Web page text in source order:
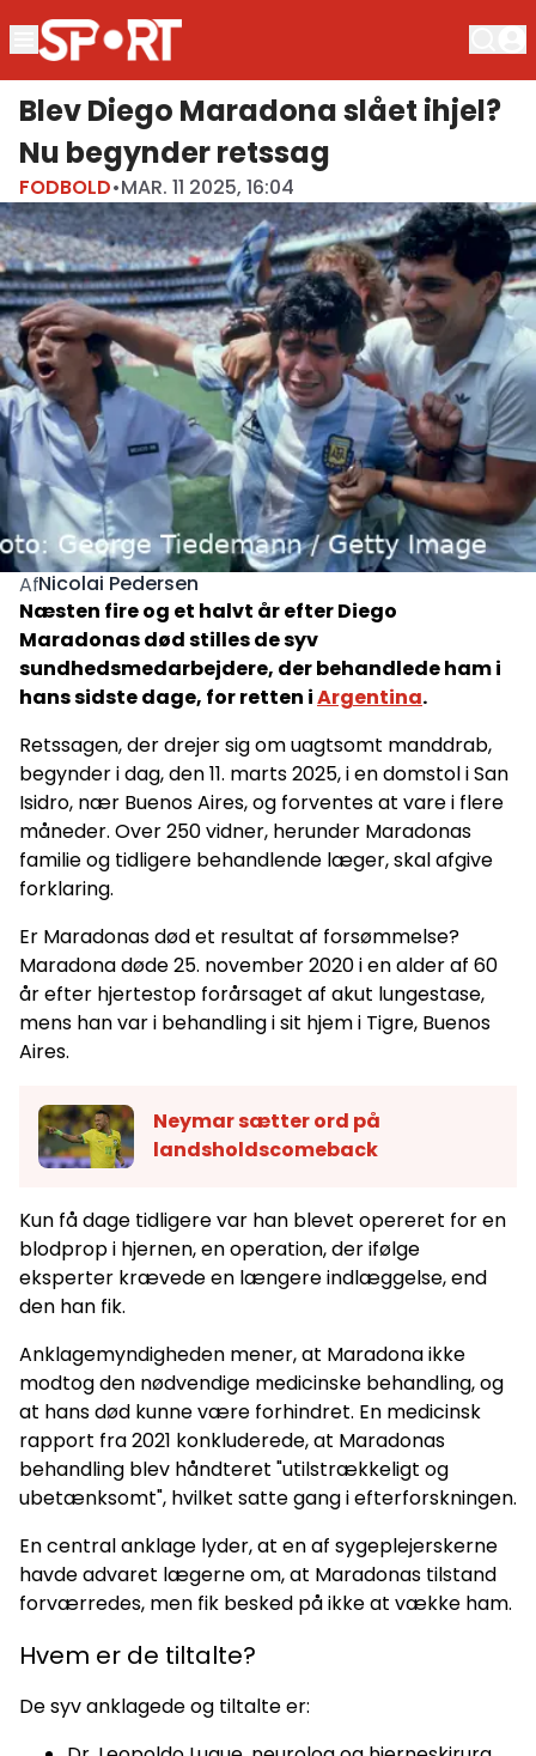
Blev Diego Maradona slået ihjel?
Nu begynder retssag
FODBOLD•MAR. 11 2025, 16:04
AfNicolai Pedersen
Næsten fire og et halvt år efter Diego
Maradonas død stilles de syv
sundhedsmedarbejdere, der behandlede ham i
hans sidste dage, for retten iArgentina.
Retssagen, der drejer sig om uagtsomt manddrab,
begynder i dag, den 11. marts 2025, i en domstol i San
Isidro, nær Buenos Aires, og forventes at vare i flere
måneder. Over 250 vidner, herunder Maradonas
familie og tidligere behandlende læger, skal afgive
forklaring.
Er Maradonas død et resultat af forsømmelse?
Maradona døde 25. november 2020 i en alder af 60
år efter hjertestop forårsaget af akut lungestase,
mens han var i behandling i sit hjem i Tigre, Buenos
Aires.
Neymar sætter ord på
landsholdscomeback
Kun få dage tidligere var han blevet opereret for en
blodprop i hjernen, en operation, der ifølge
eksperter krævede en længere indlæggelse, end
den han fik.
Anklagemyndigheden mener, at Maradona ikke
modtog den nødvendige medicinske behandling, og
at hans død kunne være forhindret. En medicinsk
rapport fra 2021 konkluderede, at Maradonas
behandling blev håndteret "utilstrækkeligt og
ubetænksomt", hvilket satte gang i efterforskningen.
En central anklage lyder, at en af sygeplejerskerne
havde advaret lægerne om, at Maradonas tilstand
forværredes, men fik besked på ikke at vække ham.
Hvem er de tiltalte?
De syv anklagede og tiltalte er: